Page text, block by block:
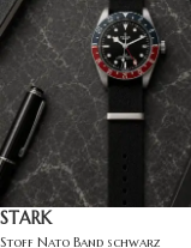
STARK
Stoff Nato Band schwarz